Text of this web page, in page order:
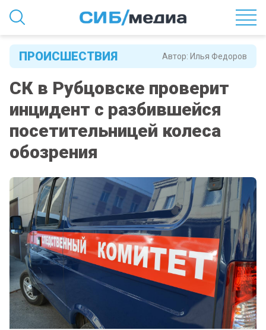
Автор: Илья Федоров
ПРОИСШЕСТВИЯ
СК в Рубцовске проверит
инцидент с разбившейся
посетительницей колеса
обозрения